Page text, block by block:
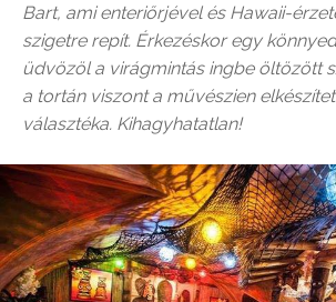
Bart, ami enteriőrjével és Hawaii-
szigetre repít. Érkezéskor egy
üdvözöl a virágmintás ingbe öltözött
a tortán viszont a művészien
választéka. Kihagyhatatlan!